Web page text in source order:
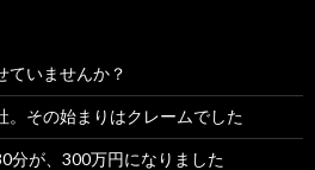
ていませんか？
。その始まりはクレームでした
分が、300万円になりました